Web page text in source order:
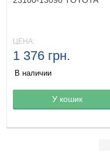
Товар в корзине
ЦЕНА:
1 376 грн.
В наличии
У кошик